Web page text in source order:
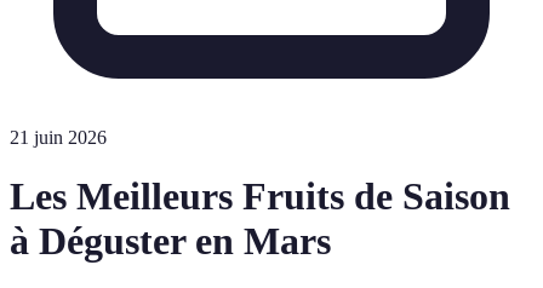
21 juin 2026
Les Meilleurs Fruits de Saison
à Déguster en Mars